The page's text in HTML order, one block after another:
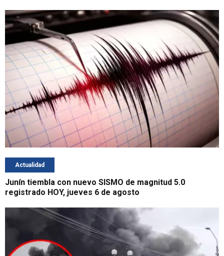
Actualidad
Junín tiembla con nuevo SISMO de magnitud 5.0
registrado HOY, jueves 6 de agosto